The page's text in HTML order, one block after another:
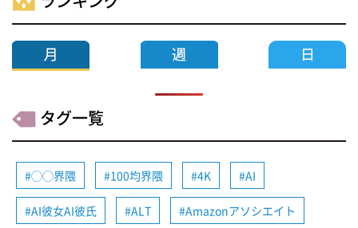
タグ一覧
◯◯界隈 100均界隈 4K AI
AI彼女AI彼氏 ALT Amazonアソシエイト